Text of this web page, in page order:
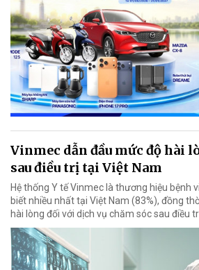
Vinmec dẫn đầu mức độ hài
sau điều trị tại Việt Nam
Hệ thống Y tế Vinmec là thương hiệu bệnh
biết nhiều nhất tại Việt Nam (83%), đồng
hài lòng đối với dịch vụ chăm sóc sau điều